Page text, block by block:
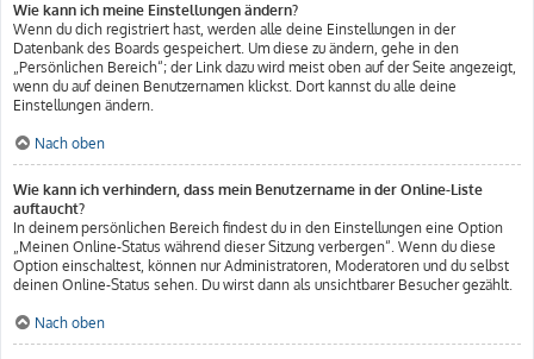
Wie kann ich meine Einstellungen ändern?
Wenn du dich registriert hast, werden alle deine Einstellungen in der
Datenbank des Boards gespeichert. Um diese zu ändern, gehe in den
„Persönlichen Bereich“; der Link dazu wird meist oben auf der Seite angezeigt,
wenn du auf deinen Benutzernamen klickst. Dort kannst du alle deine
Einstellungen ändern.
Nach oben
Wie kann ich verhindern, dass mein Benutzername in der Online-Liste
auftaucht?
In deinem persönlichen Bereich findest du in den Einstellungen eine Option
„Meinen Online-Status während dieser Sitzung verbergen“. Wenn du diese
Option einschaltest, können nur Administratoren, Moderatoren und du selbst
deinen Online-Status sehen. Du wirst dann als unsichtbarer Besucher gezählt.
Nach oben